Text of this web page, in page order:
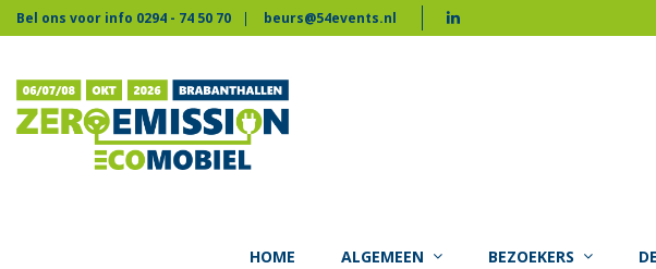
Bel ons voor info 0294 - 74 50 70 beurs@54events.nl
HOME ALGEMEEN BEZOEKERS